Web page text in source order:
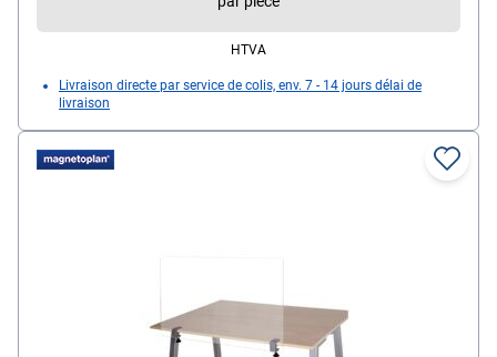
: possibilités de fixation flexibles avec des pinces de
maintien (2 ou 3 pinces selon la taille de la vitre) /
souple sur les pinces de maintien pour éviter les
dommages / sans cadre avec coins arrondis /
acrylique, épaisseur de la vitre : 5 mm, couleur :
HTVA
Livraison directe par service de colis, env. 7 - 14 jours délai de
livraison